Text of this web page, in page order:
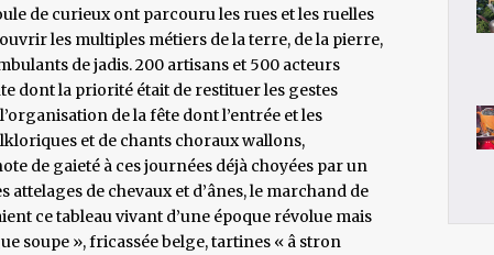
de curieux ont parcouru les rues et les ruelles
les multiples métiers de la terre, de la pierre,
de jadis. 200 artisans et 500 acteurs
dont la priorité était de restituer les gestes
de la fête dont l’entrée et les
et de chants choraux wallons,
de gaieté à ces journées déjà choyées par un
de chevaux et d’ânes, le marchand de
ce tableau vivant d’une époque révolue mais
soupe », fricassée belge, tartines « â stron